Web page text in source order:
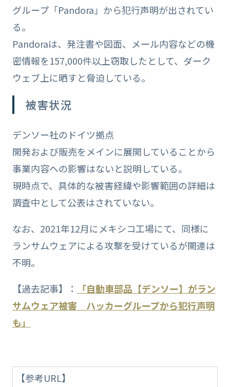
グループ「Pandora」から犯行声明が出されてい
る。
Pandoraは、発注書や図面、メール内容などの機
密情報を157,000件以上窃取したとして、ダーク
ウェブ上に晒すと脅迫している。
被害状況
デンソー社のドイツ拠点
開発および販売をメインに展開していることから
事業内容への影響はないと説明している。
現時点で、具体的な被害経緯や影響範囲の詳細は
調査中として公表はされていない。
なお、2021年12月にメキシコ工場にて、同様に
ランサムウェアによる攻撃を受けているが関連は
不明。
【過去記事】：
「自動車部品【デンソー】がラン
サムウェア被害 ハッカーグループから犯行声明
も」
【参考URL】